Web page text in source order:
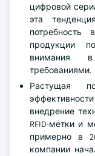
цифровой
эта
потребность
продукции
внимания
требованиями.
Растущая
внедрение
RFID-метки и
примерно в
компании